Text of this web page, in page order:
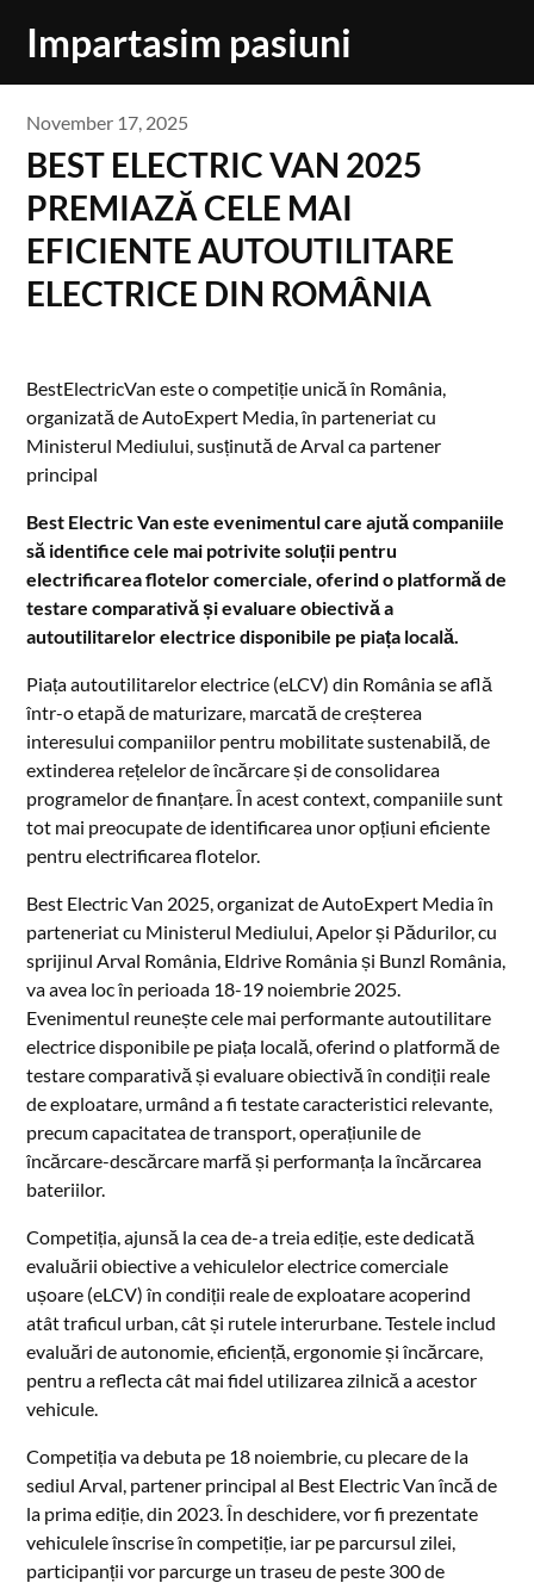
Impartasim pasiuni
November 17, 2025
BEST ELECTRIC VAN 2025
PREMIAZĂ CELE MAI
EFICIENTE AUTOUTILITARE
ELECTRICE DIN ROMÂNIA
BestElectricVan este o competiție unică în România,
organizată de AutoExpert Media, în parteneriat cu
Ministerul Mediului, susținută de Arval ca partener
principal
Best Electric Van este evenimentul care ajută companiile
să identifice cele mai potrivite soluții pentru
electrificarea flotelor comerciale, oferind o platformă de
testare comparativă și evaluare obiectivă a
autoutilitarelor electrice disponibile pe piața locală.
Piața autoutilitarelor electrice (eLCV) din România se află
într-o etapă de maturizare, marcată de creșterea
interesului companiilor pentru mobilitate sustenabilă, de
extinderea rețelelor de încărcare și de consolidarea
programelor de finanțare. În acest context, companiile sunt
tot mai preocupate de identificarea unor opțiuni eficiente
pentru electrificarea flotelor.
Best Electric Van 2025, organizat de AutoExpert Media în
parteneriat cu Ministerul Mediului, Apelor și Pădurilor, cu
sprijinul Arval România, Eldrive România și Bunzl România,
va avea loc în perioada 18-19 noiembrie 2025.
Evenimentul reunește cele mai performante autoutilitare
electrice disponibile pe piața locală, oferind o platformă de
testare comparativă și evaluare obiectivă în condiții reale
de exploatare, urmând a fi testate caracteristici relevante,
precum capacitatea de transport, operațiunile de
încărcare-descărcare marfă și performanța la încărcarea
bateriilor.
Competiția, ajunsă la cea de-a treia ediție, este dedicată
evaluării obiective a vehiculelor electrice comerciale
ușoare (eLCV) în condiții reale de exploatare acoperind
atât traficul urban, cât și rutele interurbane. Testele includ
evaluări de autonomie, eficiență, ergonomie și încărcare,
pentru a reflecta cât mai fidel utilizarea zilnică a acestor
vehicule.
Competiția va debuta pe 18 noiembrie, cu plecare de la
sediul Arval, partener principal al Best Electric Van încă de
la prima ediție, din 2023. În deschidere, vor fi prezentate
vehiculele înscrise în competiție, iar pe parcursul zilei,
participanții vor parcurge un traseu de peste 300 de